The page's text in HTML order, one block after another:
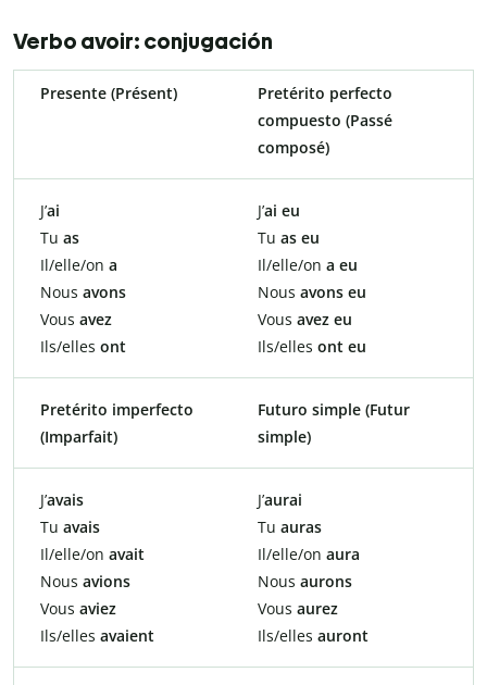
Verbo avoir: conjugación
Presente (Présent)
Pretérito perfecto
compuesto (Passé
composé)
J’ai
Tu as
Il/elle/on a
Nous avons
Vous avez
Ils/elles ont
J’ai eu
Tu as eu
Il/elle/on a eu
Nous avons eu
Vous avez eu
Ils/elles ont eu
Pretérito imperfecto
(Imparfait)
Futuro simple (Futur
simple)
J’avais
Tu avais
Il/elle/on avait
Nous avions
Vous aviez
Ils/elles avaient
J’aurai
Tu auras
Il/elle/on aura
Nous aurons
Vous aurez
Ils/elles auront